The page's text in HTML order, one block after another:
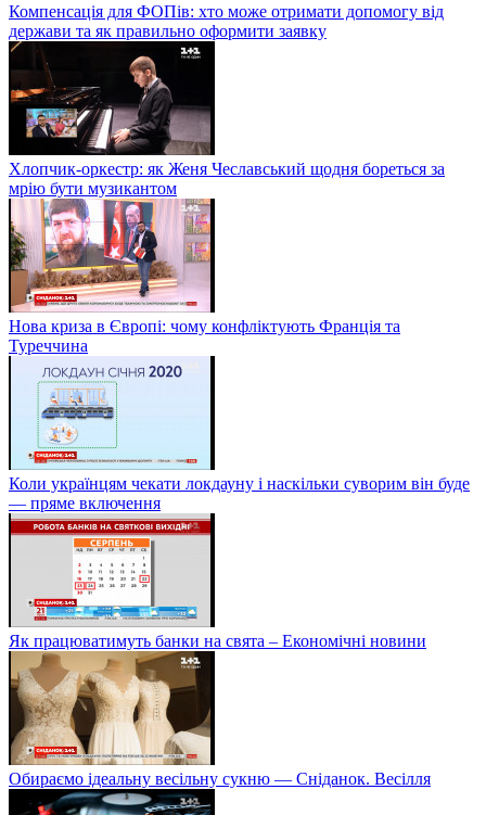
Компенсація для ФОПів: хто може отримати допомогу від
держави та як правильно оформити заявку
Хлопчик-оркестр: як Женя Чеславський щодня бореться за
мрію бути музикантом
Нова криза в Європі: чому конфліктують Франція та
Туреччина
Коли українцям чекати локдауну і наскільки суворим він буде
— пряме включення
Як працюватимуть банки на свята – Економічні новини
Обираємо ідеальну весільну сукню — Сніданок. Весілля